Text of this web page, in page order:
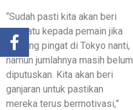
“Sudah pasti kita akan beri
sesuatu kepada pemain jika
menang pingat di Tokyo nanti,
namun jumlahnya masih belum
diputuskan. Kita akan beri
ganjaran untuk pastikan
mereka terus bermotivasi,”